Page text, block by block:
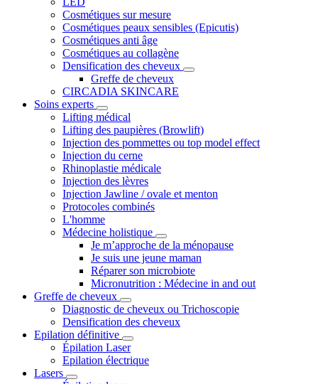
Cosmétiques sur mesure
Cosmétiques peaux sensibles (Epicutis)
Cosmétiques anti âge
Cosmétiques au collagène
Densification des cheveux
Greffe de cheveux
CIRCADIA SKINCARE
Soins experts
Lifting médical
Lifting des paupières (Browlift)
Injection des pommettes ou top model effect
Injection du cerne
Rhinoplastie médicale
Injection des lèvres
Injection Jawline / ovale et menton
Protocoles combinés
L'homme
Médecine holistique
Je m’approche de la ménopause
Je suis une jeune maman
Réparer son microbiote
Micronutrition : Médecine in and out
Greffe de cheveux
Diagnostic de cheveux ou Trichoscopie
Densification des cheveux
Epilation définitive
Épilation Laser
Epilation électrique
Lasers